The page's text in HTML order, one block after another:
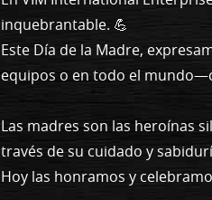
inquebrantable. 💪
Este Día de la Madre,
equipos o en todo el
Las madres son las heroínas
través de su cuidado y
Hoy las honramos y